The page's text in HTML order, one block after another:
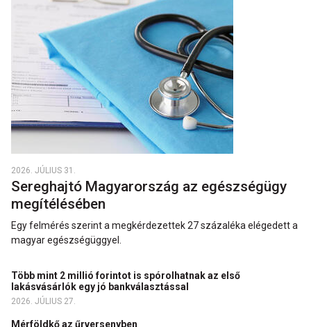
2026. JÚLIUS 31.
Sereghajtó Magyarország az egészségügy
megítélésében
Egy felmérés szerint a megkérdezettek 27 százaléka elégedett a
magyar egészségüggyel.
Több mint 2 millió forintot is spórolhatnak az első
lakásvásárlók egy jó bankválasztással
2026. JÚLIUS 27.
Mérföldkő az űrversenyben